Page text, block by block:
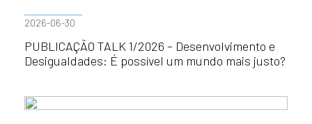
2026-06-30
PUBLICAÇÃO TALK 1/2026 – Desenvolvimento e
Desigualdades: É possível um mundo mais justo?